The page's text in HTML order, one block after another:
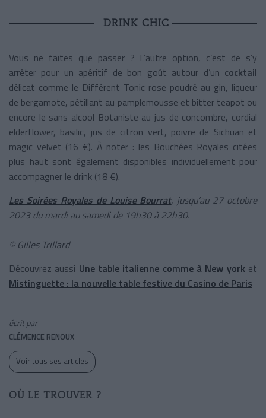
DRINK CHIC
Vous ne faites que passer ? L’autre option, c’est de s’y
arrêter pour un apéritif de bon goût autour d’un cocktail
délicat comme le Différent Tonic rose poudré au gin, liqueur
de bergamote, pétillant au pamplemousse et bitter teapot ou
encore le sans alcool Botaniste au jus de concombre, cordial
elderflower, basilic, jus de citron vert, poivre de Sichuan et
magic velvet (16 €). À noter : les Bouchées Royales citées
plus haut sont également disponibles individuellement pour
accompagner le drink (18 €).
Les Soirées Royales de Louise Bourrat, jusqu’au 27 octobre
2023 du mardi au samedi de 19h30 à 22h30.
© Gilles Trillard
Découvrez aussi Une table italienne comme à New york et
Mistinguette : la nouvelle table festive du Casino de Paris
écrit par
CLÉMENCE RENOUX
Voir tous ses articles
OÙ LE TROUVER ?